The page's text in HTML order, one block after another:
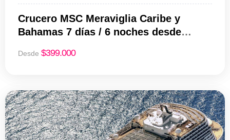
Crucero MSC Meraviglia Caribe y
Bahamas 7 días / 6 noches desde
Desde $399.000